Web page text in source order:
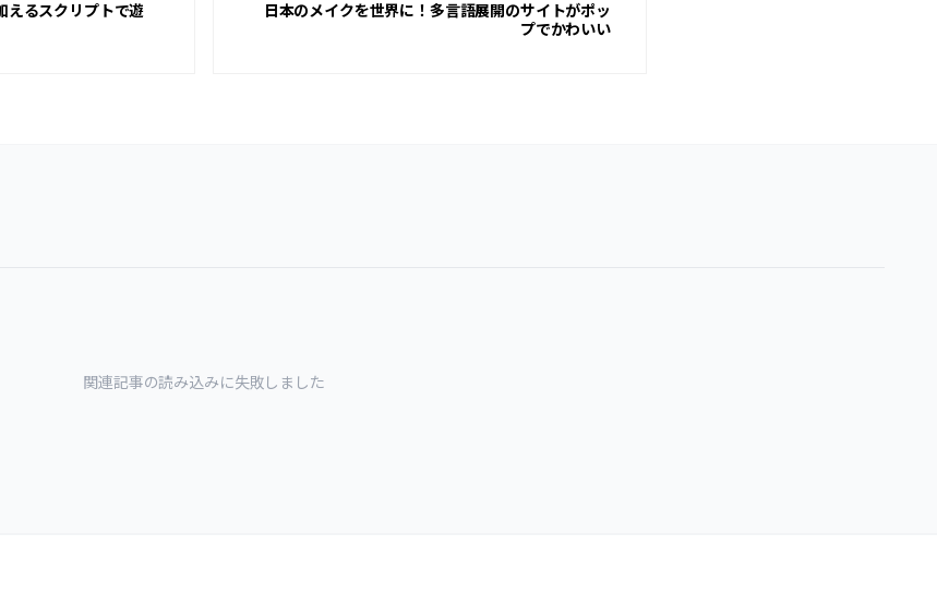
えるスクリプトで遊
日本のメイクを世界に！多言語展開のサイトがポッ
プでかわいい
関連記事の読み込みに失敗しました